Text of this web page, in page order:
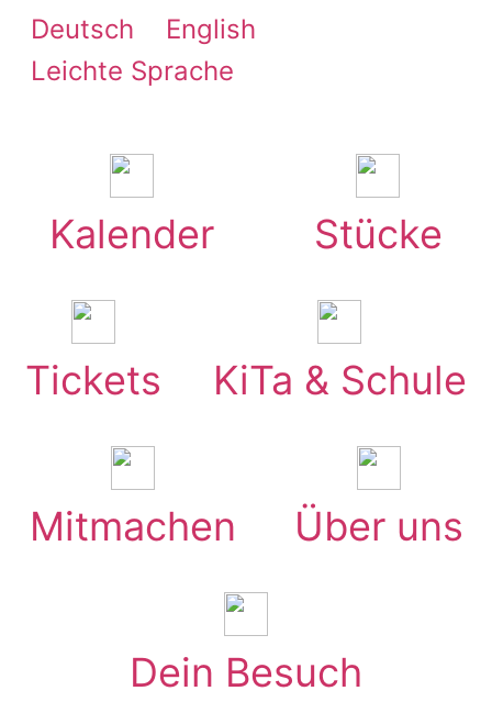
Zum
Inhalt
Deutsch
English
Leichte Sprache
Kalender Stücke
Tickets KiTa & Schule
Mitmachen Über uns
Dein Besuch